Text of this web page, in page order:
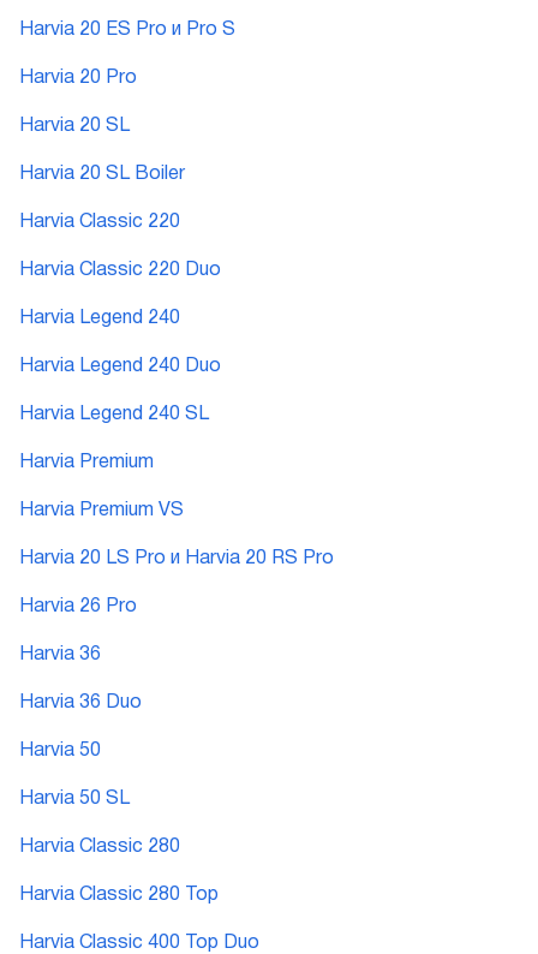
Harvia 20 ES Pro и Pro S
Harvia 20 Pro
Harvia 20 SL
Harvia 20 SL Boiler
Harvia Classic 220
Harvia Classic 220 Duo
Harvia Legend 240
Harvia Legend 240 Duo
Harvia Legend 240 SL
Harvia Premium
Harvia Premium VS
Harvia 20 LS Pro и Harvia 20 RS Pro
Harvia 26 Pro
Harvia 36
Harvia 36 Duo
Harvia 50
Harvia 50 SL
Harvia Classic 280
Harvia Classic 280 Top
Harvia Classic 400 Top Duo